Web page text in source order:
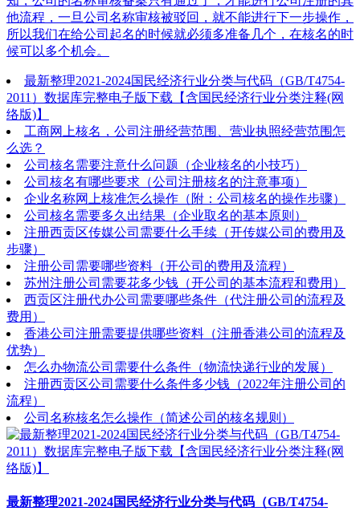
他流程，一旦公司名称审核被驳回，就不能进行下一步操作，
所以我们在给公司起名的时候就必须多准备几个，在核名的时
候可以多个机会。
最新整理2021-2024国民经济行业分类与代码（GB/T4754-
2011）数据库完整电子版下载【含国民经济行业分类注释(网
络版)】
工商网上核名，公司注册经营范围、营业执照经营范围怎
么选？
公司核名需要注意什么问题（企业核名的小技巧）
公司核名有哪些要求（公司注册核名的注意事项）
企业名称网上核准怎么操作（附：公司核名的操作步骤）
公司核名需要多久出结果（企业取名的基本原则）
注册西贡区传媒公司需要什么手续（开传媒公司的费用及
步骤）
注册公司需要哪些资料（开公司的费用及流程）
苏州注册公司需要花多少钱（开公司的基本流程和费用）
西贡区注册代办公司需要哪些条件（代注册公司的流程及
费用）
香港公司注册需要提供哪些资料（注册香港公司的流程及
优势）
怎么办物流公司需要什么条件（物流快递行业的发展）
注册西贡区公司需要什么条件多少钱（2022年注册公司的
流程）
公司名称核名怎么操作（简述公司的核名规则）
最新整理2021-2024国民经济行业分类与代码（GB/T4754-